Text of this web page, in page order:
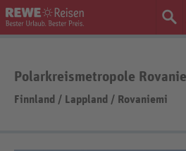
Polarkreismetropole
Finnland / Lappland / Rovaniemi